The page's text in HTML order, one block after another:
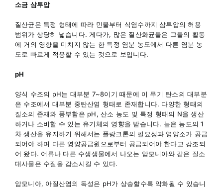
소금 삼투압
질산균은 특정 형태에 따라 민물부터 식염수까지 삼투압의 허용
범위가 상당히 넓습니다. 게다가, 많은 질산화균들은 그들의 활동
에 거의 영향을 미치지 않는 한 특정 염분 농도에서 다른 염분 농
도로 빠르게 적응할 수 있는 것으로 보입니다.
pH
양식 수조의 pH는 대부분 7~8이기 때문에 이 무기 탄소의 대부분
은 수조에서 대부분 중탄산염 형태로 존재합니다. 다양한 형태의
질소의 존재와 풍부함은 pH, 산소 농도 및 특정 형태의 N을 생산
하거나 소비할 수 있는 유기체의 영향을 받습니다. 높은 농도의 1
차 생산을 유지하기 위해서는 플랑크톤의 필요성과 영양소가 공급
되어야 하며 다른 영양공급원으로부터 공급되어야 한다고 강조되
어 왔다. 어류나 다른 수생생물에서 나오는 암모니아와 같은 질소
대사물은 수질을 감소시킬 수 있다.
암모니아, 아질산염의 독성은 pH가 상승할수록 악화될 수 있습니